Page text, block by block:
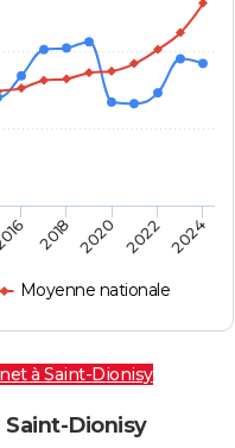
Moyenne nationale
2018 2020 2022 2024
à Saint-Dionisy
Dionisy